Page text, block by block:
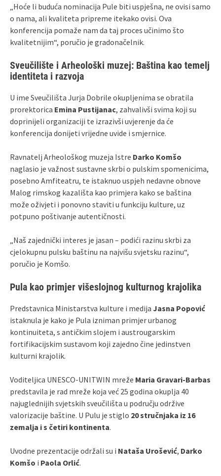
„Hoće li buduća nominacija Pule biti uspješna, ne ovisi samo
o nama, ali kvaliteta pripreme itekako ovisi. Ova
konferencija pomaže nam da taj proces učinimo što
kvalitetnijim“, poručio je gradonačelnik.
Sveučilište i Arheološki muzej: Baština kao temelj
identiteta i razvoja
U ime Sveučilišta Jurja Dobrile okupljenima se obratila
prorektorica Emina Pustijanac, zahvalivši svima koji su
doprinijeli organizaciji te izrazivši uvjerenje da će
konferencija donijeti vrijedne uvide i smjernice.
Ravnatelj Arheološkog muzeja Istre Darko Komšo
naglasio je važnost sustavne skrbi o pulskim spomenicima,
posebno Amfiteatru, te istaknuo uspjeh nedavne obnove
Malog rimskog kazališta kao primjera kako se baština
može oživjeti i ponovno staviti u funkciju kulture, uz
potpuno poštivanje autentičnosti.
„Naš zajednički interes je jasan – podići razinu skrbi za
cjelokupnu pulsku baštinu na najvišu svjetsku razinu“,
poručio je Komšo.
Pula kao primjer višeslojnog kulturnog krajolika
Predstavnica Ministarstva kulture i medija Jasna Popović
istaknula je kako je Pula izniman primjer urbanog
kontinuiteta, s antičkim slojem i austrougarskim
fortifikacijskim sustavom koji zajedno čine jedinstven
kulturni krajolik.
Voditeljica UNESCO‑UNITWIN mreže Maria Gravari‑Barbas
predstavila je rad mreže koja već 25 godina okuplja 40
najuglednijih svjetskih sveučilišta u području održive
valorizacije baštine. U Pulu je stiglo 20 stručnjaka iz 16
zemalja i s četiri kontinenta.
Uvodne prezentacije održali su i Nataša Urošević, Darko
Komšo i Paola Orlić.